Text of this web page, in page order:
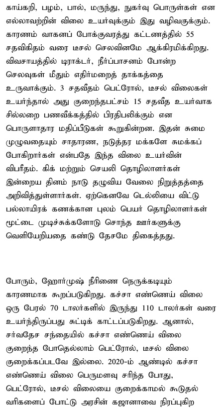
காய்கறி, பழம், பால், மருந்து, நுகர்வு பொருள்கள் என
எல்லாவற்றின் விலை உயர்வுக்கும் இது வழிவகுக்கும்.
காரணம் வாகனப் போக்குவரத்து கட்டணத்தில் 55
சதவிகிதம் வரை டீசல் செலவினமே ஆக்கிரமிக்கிறது.
விவசாயத்தில் டிராக்டர், நீர்ப்பாசனம் போன்ற
செலவுகள் மீதும் எதிர்மறைத் தாக்கத்தை
உருவாக்கும். 3 சதவீதம் பெட்ரோல், டீசல் விலைகள்
உயர்ந்தால் அது குறைந்தபட்சம் 15 சதவீத உயர்வாக
சில்லறை பணவீக்கத்தில் பிரதிபலிக்கும் என
பொருளாதார மதிப்பீடுகள் கூறுகின்றன. இதன் சுமை
முழுவதையும் சாதாரண, நடுத்தர மக்களே சுமக்கப்
போகிறார்கள் என்பதே இந்த விலை உயர்வின்
விபரீதம். கிக் மற்றும் செயலி தொழிலாளர்கள்
இன்றைய தினம் நாடு தழுவிய வேலை நிறுத்தத்தை
அறிவித்துள்ளார்கள். ஏற்கெனவே டெல்லியை விட்டு
பல்லாயிரக் கணக்கான புலம் பெயர் தொழிலாளர்கள்
மூட்டை முடிச்சுக்களோடு சொந்த ஊர்களுக்கு
வெளியேறியதை கண்டு தேசமே திகைத்தது.
போரும், ஹோர்முஷ் நீரிணை நெருக்கடியும்
காரணமாக கூறப்படுகிறது. கச்சா எண்ணெய் விலை
ஒரு பேரல் 70 டாலர்களில் இருந்து 110 டாலர்கள் வரை
உயர்ந்திருப்பது சுட்டிக் காட்டப்படுகிறது. ஆனால்,
சர்வதேச சந்தையில் கச்சா எண்ணெய் விலை
குறைந்த போதெல்லாம் பெட்ரோல், டீசல் விலை
குறைக்கப்படவே இல்லை. 2020-ம் ஆண்டில் கச்சா
எண்ணெய் விலை பெருமளவு சரிந்த போது,
பெட்ரோல், டீசல் விலையை குறைக்காமல் கூடுதல்
வரிகளைப் போட்டு அரசின் கஜானாவை நிரப்புகிற